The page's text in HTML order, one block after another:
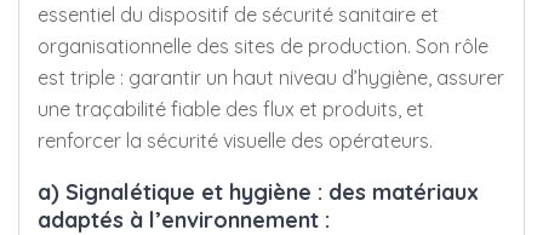
essentiel du dispositif de sécurité sanitaire et
organisationnelle des sites de production. Son rôle
est triple : garantir un haut niveau d’hygiène, assurer
une traçabilité fiable des flux et produits, et
renforcer la sécurité visuelle des opérateurs.
a) Signalétique et hygiène : des matériaux
adaptés à l’environnement :